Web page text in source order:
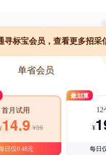
寻标宝会员，查看更多招采
单省会员
首月试用
14.9 ¥39
日仅0.48元
最划算
12
¥
每日